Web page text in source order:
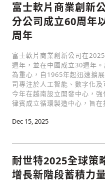
富士軟片商業創新
分公司成立60周年
周年
富士軟片商業創新公司在
週年，並在中國成立30週年
為重心，自1965年起迅速擴
司專注於人工智能、數字化
今年在越南設立開發中心，
律賓成立循環製造中心，旨
Dec 15, 2025
耐世特2025全球策
增長新階段蓄積力